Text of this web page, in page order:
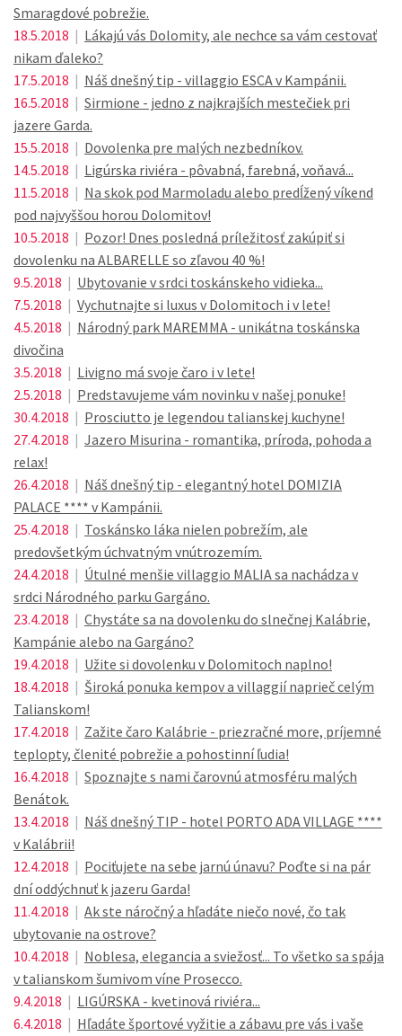
Smaragdové pobrežie.
18.5.2018 | Lákajú vás Dolomity, ale nechce sa vám cestovať
nikam ďaleko?
17.5.2018 | Náš dnešný tip - villaggio ESCA v Kampánii.
16.5.2018 | Sirmione - jedno z najkrajších mestečiek pri
jazere Garda.
15.5.2018 | Dovolenka pre malých nezbedníkov.
14.5.2018 | Ligúrska riviéra - pôvabná, farebná, voňavá...
11.5.2018 | Na skok pod Marmoladu alebo predĺžený víkend
pod najvyššou horou Dolomitov!
10.5.2018 | Pozor! Dnes posledná príležitosť zakúpiť si
dovolenku na ALBARELLE so zľavou 40 %!
9.5.2018 | Ubytovanie v srdci toskánskeho vidieka...
7.5.2018 | Vychutnajte si luxus v Dolomitoch i v lete!
4.5.2018 | Národný park MAREMMA - unikátna toskánska
divočina
3.5.2018 | Livigno má svoje čaro i v lete!
2.5.2018 | Predstavujeme vám novinku v našej ponuke!
30.4.2018 | Prosciutto je legendou talianskej kuchyne!
27.4.2018 | Jazero Misurina - romantika, príroda, pohoda a
relax!
26.4.2018 | Náš dnešný tip - elegantný hotel DOMIZIA
PALACE **** v Kampánii.
25.4.2018 | Toskánsko láka nielen pobrežím, ale
predovšetkým úchvatným vnútrozemím.
24.4.2018 | Útulné menšie villaggio MALIA sa nachádza v
srdci Národného parku Gargáno.
23.4.2018 | Chystáte sa na dovolenku do slnečnej Kalábrie,
Kampánie alebo na Gargáno?
19.4.2018 | Užite si dovolenku v Dolomitoch naplno!
18.4.2018 | Široká ponuka kempov a villaggií naprieč celým
Talianskom!
17.4.2018 | Zažite čaro Kalábrie - priezračné more, príjemné
teplopty, členité pobrežie a pohostinní ľudia!
16.4.2018 | Spoznajte s nami čarovnú atmosféru malých
Benátok.
13.4.2018 | Náš dnešný TIP - hotel PORTO ADA VILLAGE ****
v Kalábrii!
12.4.2018 | Pociťujete na sebe jarnú únavu? Poďte si na pár
dní oddýchnuť k jazeru Garda!
11.4.2018 | Ak ste náročný a hľadáte niečo nové, čo tak
ubytovanie na ostrove?
10.4.2018 | Noblesa, elegancia a sviežosť... To všetko sa spája
v talianskom šumivom víne Prosecco.
9.4.2018 | LIGÚRSKA - kvetinová riviéra...
6.4.2018 | Hľadáte športové vyžitie a zábavu pre vás i vaše